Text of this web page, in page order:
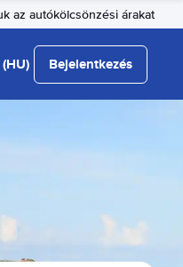
az autókölcsönzési árakat
(HU) Bejelentkezés